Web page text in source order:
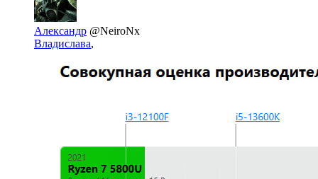
Александр @NeiroNx
Владислава,